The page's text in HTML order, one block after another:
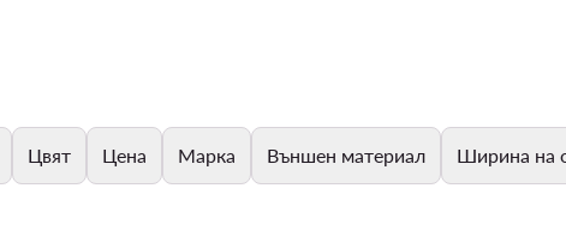
Цвят Цена Марка Външен материал Ширина на